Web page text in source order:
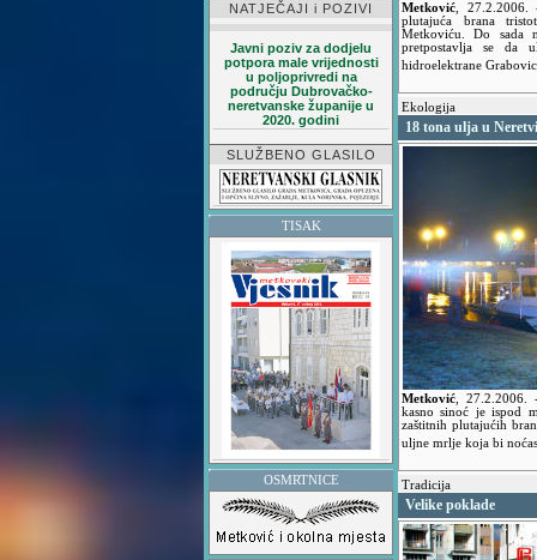
NATJEČAJI i POZIVI
Javni poziv za dodjelu
potpora male vrijednosti
u poljoprivredi na
području Dubrovačko-
neretvanske županije u
2020. godini
SLUŽBENO GLASILO
TISAK
OSMRTNICE
Metković 27.2.2006.
plutajuća brana
Metkoviću. Do sada
pretpostavlja se da
hidroelektrane
Ekologija
18 tona ulja u
Metković 27.2.2006.
kasno sinoć je ispod
zaštitnih plutajućih
uljne mrlje koja bi
Tradicija
Velike poklade